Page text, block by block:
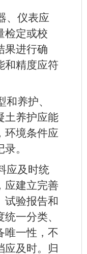
、仪表应
检定或校
果进行确
和精度应符
和养护、
土养护应能
环境条件应
。
应及时统
应建立完善
试验报告和
一分类、
唯一性，不
应及时。归